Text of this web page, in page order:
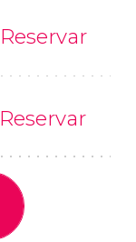
Reservar
Reservar